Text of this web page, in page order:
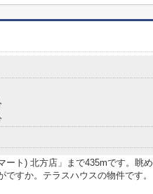
ート) 北方店」まで435mです。眺め
すか。テラスハウスの物件です。